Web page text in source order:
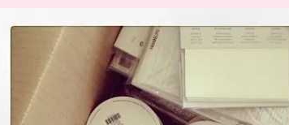
Gutscheine
Produkte erklärt
Über mich
Über Stampin’ Up!